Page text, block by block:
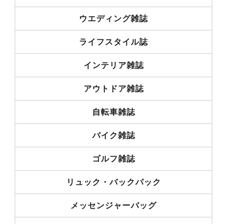
ウエディング雑誌
ライフスタイル誌
インテリア雑誌
アウトドア雑誌
自転車雑誌
バイク雑誌
ゴルフ雑誌
リュック・バックパック
メッセンジャーバッグ